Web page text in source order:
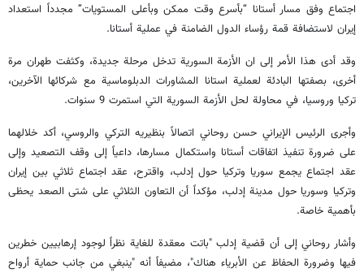
اجتماع وفق مسار أستانا “بأسرع وقت ممكن وبأعلى المستويات” مجدداً استعداد
إيران لاستضافة قمة رؤساء الدول الضامنة في عملية أستانا.
وقد أدى هذا الأمر إلى ان الأزمة السورية تدخل مرحلة جديدة، وكثفت طهران مرة
أخرى، بصفتها البادئة لعملية استانا المشاورات الدبلوماسية مع شركائها الآخرين،
تركيا وروسيا، في محاولة لحل الأزمة السورية التي استمرت 9 سنوات.
وأجرى الرئيس الإيراني حسن روحاني اتصالاً بنظيريه التركي والروسي، أكد خلالهما
على ضرورة تنفيذ اتفاقات أستانا واستكمال مسارها، داعياً إلى وقف التصعيد وإلى
عقد اجتماع يجمع سوريا وتركيا حول إدلب، واقترح، عقد اجتماع ثلاثي بين إيران
وتركيا وسوريا حول مدينة إدلب، مؤكداً أن التعاون الثلاثي على شتى الصعد يحظى
بأهمية خاصة.
وأشار روحاني إلى أن قضية إدلب "باتت معقدة للغاية نظراً لوجود إرهابيين خطرين
فيها وضرورة الحفاظ عن الأبرياء هناك"، مضيفاً أنه "ينبغي من جانب حماية أرواح